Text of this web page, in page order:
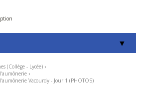
(Collège - Lycée) ›
›
Vacourdy - Jour 1 (PHOTOS)